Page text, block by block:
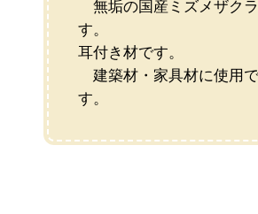
無垢の国産ミズメザク
す。
耳付き材です。
建築材・家具材に使用
す。